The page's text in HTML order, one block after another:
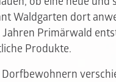
Waldgarten dort
Primärwald
Produkte.